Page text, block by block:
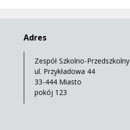
Adres
Zespół Szkolno-Przedszkolny
ul. Przykładowa 44
33-444 Miasto
pokój 123